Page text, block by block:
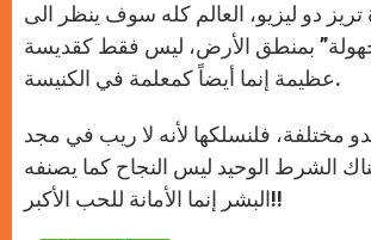
تريز دو ليزيو، العالم كله سوف ينظر الى
بمنطق الأرض، ليس فقط كقديسة
عظيمة إنما أيضاً كمعلمة في الكنيسة.
مختلفة، فلنسلكها لأنه لا ريب في مجد
الشرط الوحيد ليس النجاح كما يصنفه
البشر إنما الأمانة للحب الأكبر!!